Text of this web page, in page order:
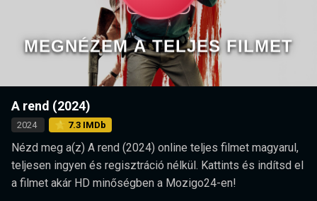
loading.
Play
Video
MEGNÉZEM A TELJES FILMET
A rend (2024)
2024 ⭐ 7.3 IMDb
Nézd meg a(z) A rend (2024) online teljes filmet magyarul,
teljesen ingyen és regisztráció nélkül. Kattints és indítsd el
a filmet akár HD minőségben a Mozigo24-en!